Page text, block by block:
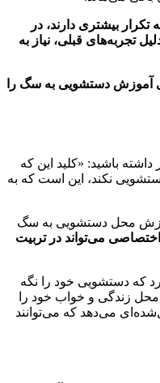
تکرار بیشتری دارند، در
تجربه‌های قبلی، نیاز به
آموزش دستشویی به سگ را
باشید: «کلید این که
نکند، این است که به
محل دستشویی به سگ
می‌تواند در تربیت
که دستشویی خود را نگه
محل زندگی و خواب خود را
می‌دهد که می‌توانند